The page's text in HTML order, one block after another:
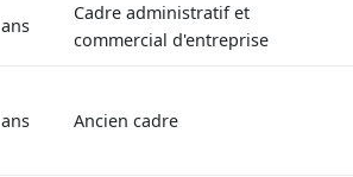
ans
Cadre administratif et
commercial d'entreprise
ans Ancien cadre